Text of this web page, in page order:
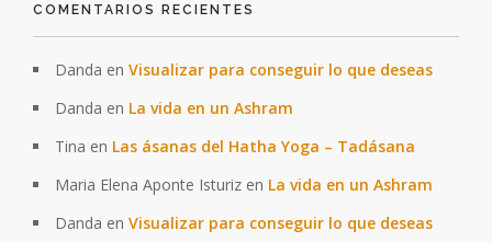
COMENTARIOS RECIENTES
Danda en Visualizar para conseguir lo que deseas
Danda en La vida en un Ashram
Tina en Las ásanas del Hatha Yoga – Tadásana
Maria Elena Aponte Isturiz en La vida en un Ashram
Danda en Visualizar para conseguir lo que deseas